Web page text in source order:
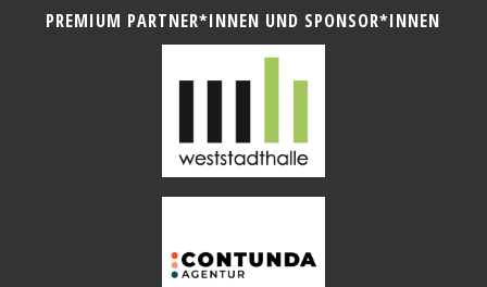
PREMIUM PARTNER*INNEN UND SPONSOR*INNEN